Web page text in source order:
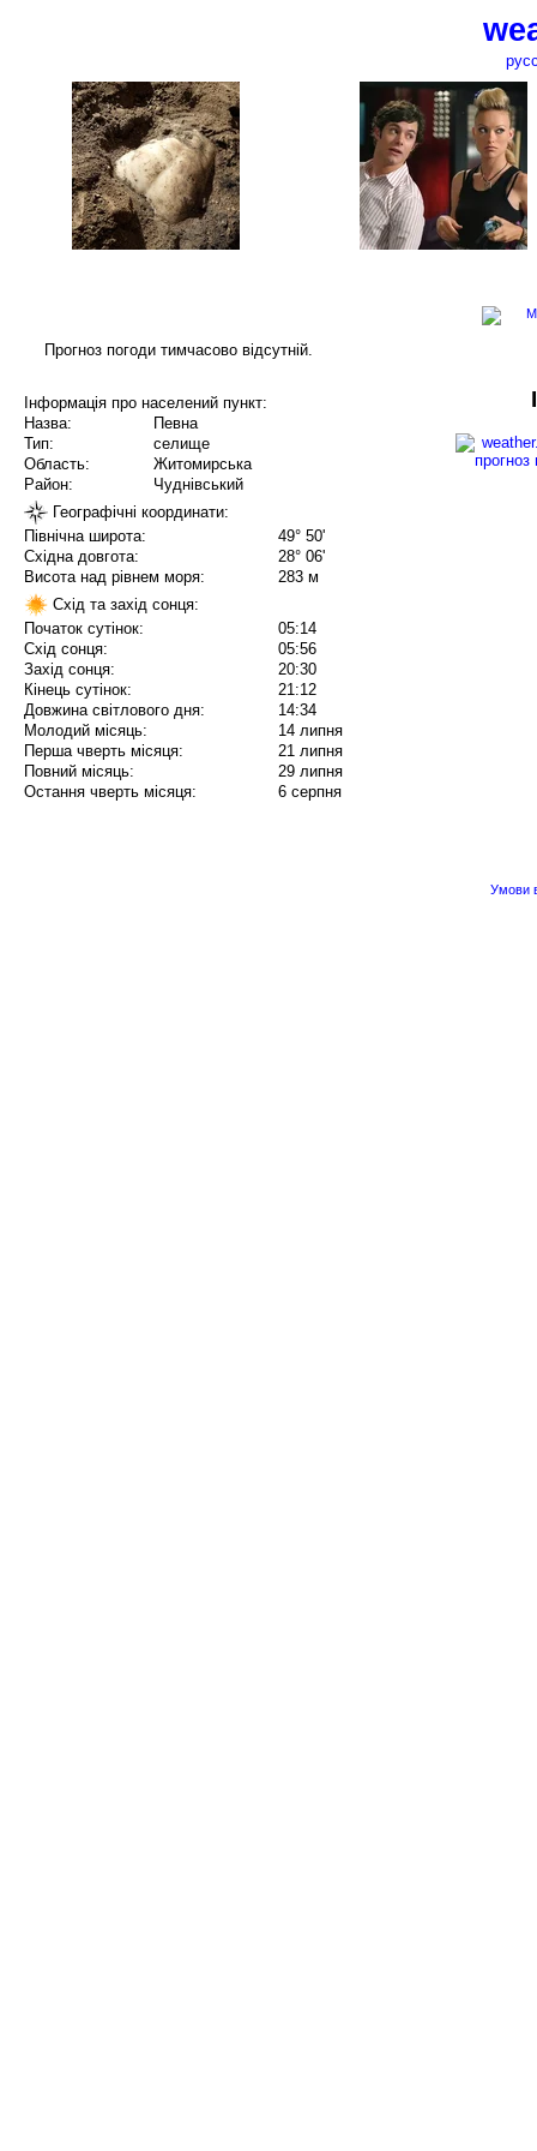
Прогноз погоди тимчасово відсутній.
Інформація про населений пункт:
Назва:
Певна
Тип:
селище
Область:
Житомирська
Район:
Чуднівський
Географічні координати:
Північна широта:
49° 50'
Східна довгота:
28° 06'
Висота над рівнем моря:
283 м
Схід та захід сонця:
Початок сутінок:
05:14
Схід сонця:
05:56
Захід сонця:
20:30
Кінець сутінок:
21:12
Довжина світлового дня:
14:34
Молодий місяць:
14 липня
Перша чверть місяця:
21 липня
Повний місяць:
29 липня
Остання чверть місяця:
6 серпня
Умови